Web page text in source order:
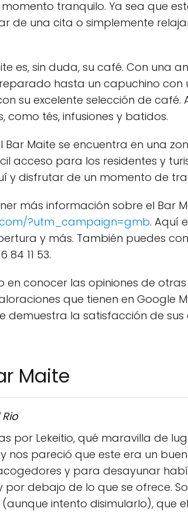
tranquilo. Ya sea que
de una cita o simplemente
es, sin duda, su café. Con una
hasta un capuchino con
su excelente selección de
tés, infusiones y batidos.
Bar Maite se encuentra en una
acceso para los residentes y
y disfrutar de un momento de
más información sobre el Bar
?utm_campaign=gmb. Aquí
y más. También puedes
11 53.
en conocer las opiniones de
que tienen en Google
demuestra la satisfacción de
Maite
por Lekeitio, qué maravilla de
nos pareció que este era un
y para desayunar
por debajo de lo que se ofrece.
intento disimularlo), que